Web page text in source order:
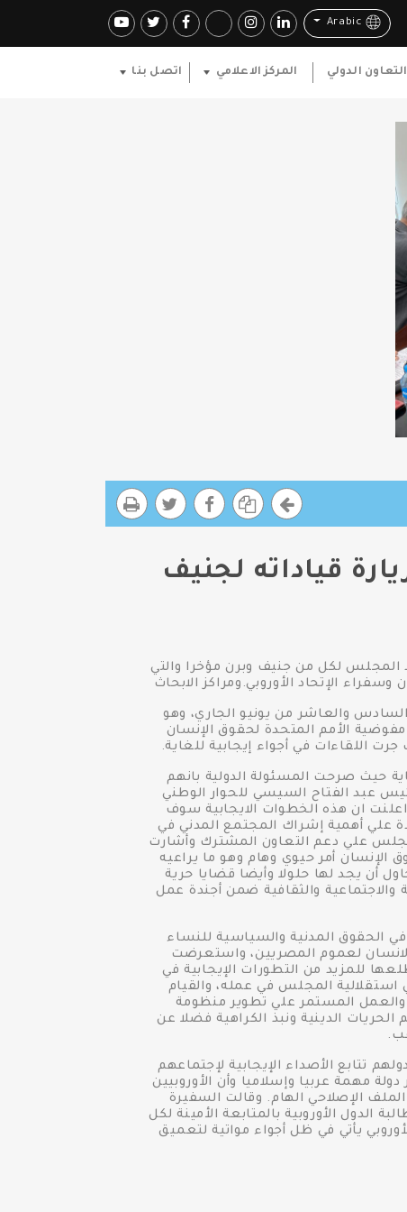
Arabic
التعاون الدولي المركز الاعلامي اتصل بنا
قياداته لجنيف
لكل من جنيف وبرن مؤخرا والتي
الإتحاد الأوروبي.ومراكز الابحاث
والعاشر من يونيو الجاري، وهو
الأمم المتحدة لحقوق الإنسان
اللقاءات في أجواء إيجابية للغاية.
حيث صرحت المسئولة الدولية بانهم
عبد الفتاح السيسي للحوار الوطني
ان هذه الخطوات الايجابية سوف
علي أهمية إشراك المجتمع المدني في
علي دعم التعاون المشترك وأشارت
الإنسان أمر حيوي وهام وهو ما يراعيه
أن يجد لها حلولا وأيضا قضايا حرية
والاجتماعية والثقافية ضمن أجندة عمل
الحقوق المدنية والسياسية للنساء
لعموم المصريين، واستعرضت
للمزيد من التطورات الإيجابية في
المجلس في عمله، والقيام
والعمل المستمر علي تطوير منظومة
الدينية ونبذ الكراهية فضلا عن
تتابع الأصداء الإيجابية لإجتماعهم
مهمة عربيا وإسلاميا وأن الأوروبيين
الإصلاحي الهام. وقالت السفيرة
الأوروبية بالمتابعة الأمينة لكل
يأتي في ظل أجواء مواتية لتعميق